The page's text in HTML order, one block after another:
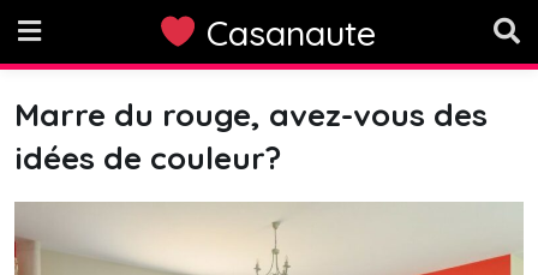
content
Casanaute
Marre du rouge, avez-vous des
idées de couleur?